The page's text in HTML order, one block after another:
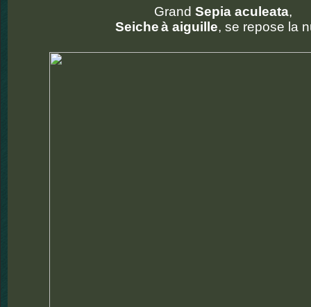
Grand Sepia aculeata,
Seicheà aiguille, se repose la